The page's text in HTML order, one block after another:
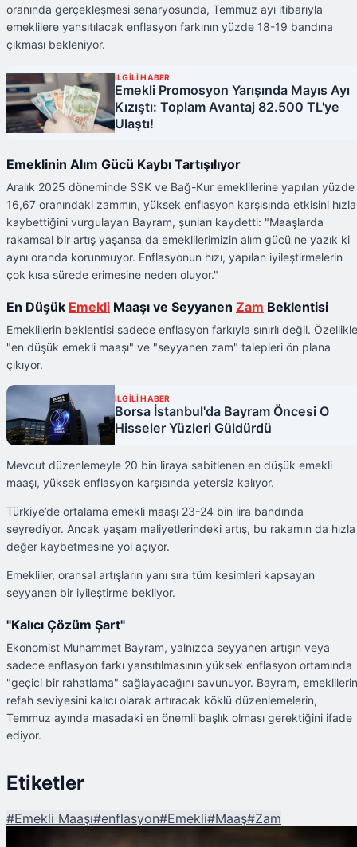
oranında gerçekleşmesi senaryosunda, Temmuz ayı itibarıyla
emeklilere yansıtılacak enflasyon farkının yüzde 18-19 bandına
çıkması bekleniyor.
İLGİLİ HABER
Emekli Promosyon Yarışında Mayıs Ayı
Kızıştı: Toplam Avantaj 82.500 TL'ye
Ulaştı!
Emeklinin Alım Gücü Kaybı Tartışılıyor
Aralık 2025 döneminde SSK ve Bağ-Kur emeklilerine yapılan yüzde
16,67 oranındaki zammın, yüksek enflasyon karşısında etkisini hızla
kaybettiğini vurgulayan Bayram, şunları kaydetti: "Maaşlarda
rakamsal bir artış yaşansa da emeklilerimizin alım gücü ne yazık ki
aynı oranda korunmuyor. Enflasyonun hızı, yapılan iyileştirmelerin
çok kısa sürede erimesine neden oluyor."
En Düşük Emekli Maaşı ve Seyyanen Zam Beklentisi
Emeklilerin beklentisi sadece enflasyon farkıyla sınırlı değil. Özellikle
"en düşük emekli maaşı" ve "seyyanen zam" talepleri ön plana
çıkıyor.
İLGİLİ HABER
Borsa İstanbul'da Bayram Öncesi O
Hisseler Yüzleri Güldürdü
Mevcut düzenlemeyle 20 bin liraya sabitlenen en düşük emekli
maaşı, yüksek enflasyon karşısında yetersiz kalıyor.
Türkiye’de ortalama emekli maaşı 23-24 bin lira bandında
seyrediyor. Ancak yaşam maliyetlerindeki artış, bu rakamın da hızla
değer kaybetmesine yol açıyor.
Emekliler, oransal artışların yanı sıra tüm kesimleri kapsayan
seyyanen bir iyileştirme bekliyor.
"Kalıcı Çözüm Şart"
Ekonomist Muhammet Bayram, yalnızca seyyanen artışın veya
sadece enflasyon farkı yansıtılmasının yüksek enflasyon ortamında
"geçici bir rahatlama" sağlayacağını savunuyor. Bayram, emeklilerin
refah seviyesini kalıcı olarak artıracak köklü düzenlemelerin,
Temmuz ayında masadaki en önemli başlık olması gerektiğini ifade
ediyor.
Etiketler
#Emekli Maaşı#enflasyon#Emekli#Maaş#Zam